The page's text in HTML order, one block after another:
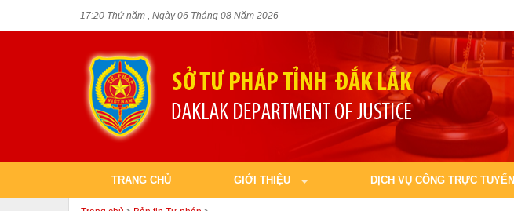
17:20 Thứ năm , Ngày 06 Tháng 08 Năm 2026
TRANG CHỦ GIỚI THIỆU DỊCH VỤ CÔNG TRỰC TUYẾN